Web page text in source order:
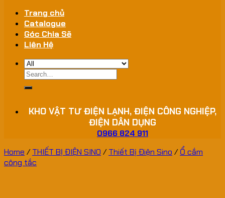
Trang chủ
Catalogue
Góc Chia Sẽ
Liên Hệ
Search
for:
KHO VẬT TƯ ĐIỆN LẠNH, ĐIỆN CÔNG NGHIỆP,
ĐIỆN DÂN DỤNG
0966 824 911
Home / THIẾT BỊ ĐIỆN SINO / Thiết Bị Điện Sino / Ổ cắm
công tắc